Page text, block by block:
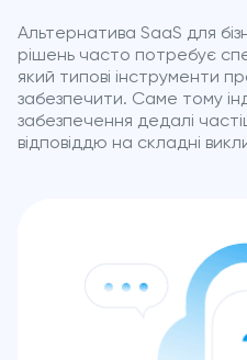
Альтернатива SaaS для
рішень часто потребує
який типові інструменти
забезпечити. Саме тому
забезпечення дедалі
відповіддю на складні